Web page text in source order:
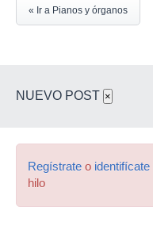
« Ir a Pianos y órganos
NUEVO POST ×
Regístrate o identifícate
hilo